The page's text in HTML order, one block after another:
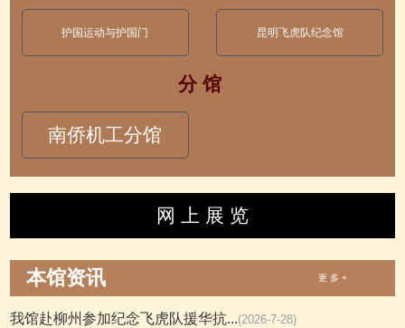
护国运动与护国门 昆明飞虎队纪念馆
分 馆
南侨机工分馆
网 上 展 览
本馆资讯 更 多 +
我馆赴柳州参加纪念飞虎队援华抗...(2026-7-28)